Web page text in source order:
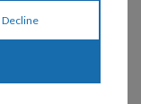
מוצרים
Decline